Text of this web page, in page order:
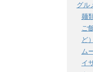
グル
麺
ご
ど）
ム
イ